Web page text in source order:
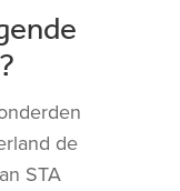
de
STA